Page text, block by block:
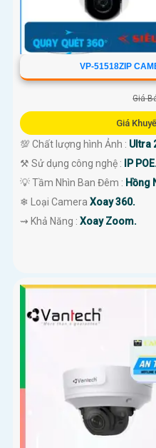
VP-51518ZIP
Giá
Giá
💯 Chất lượng hình Ảnh : Ultra
⚒ Sử dụng công nghệ :
IP POE.
💡 Tầm Nhìn Ban Đêm : Hồng
❄ Loại Camera Xoay 360.
️⇝ Khả Năng : Xoay Zoom.